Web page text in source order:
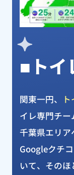
■トイ
関東一円、
イレ専門チー
千葉県エリ
Googleクチ
いて、その